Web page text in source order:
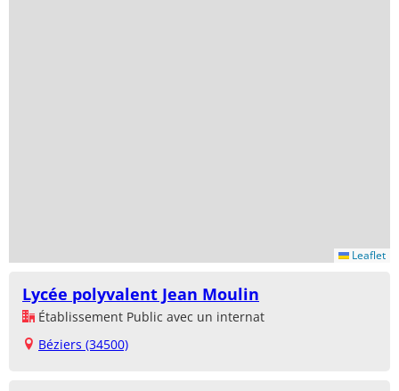
Leaflet
Lycée polyvalent Jean Moulin
Établissement Public avec un internat
Béziers (34500)